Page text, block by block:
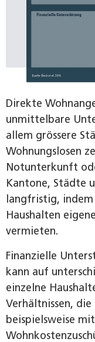
Direkte
unmittelbare
allem grössere
Wohnungslosen
Notunterkunft
Kantone, Städte
langfristig,
Haushalten
vermieten.
Finanzielle
kann auf
einzelne
Verhältnissen,
beispielsweise